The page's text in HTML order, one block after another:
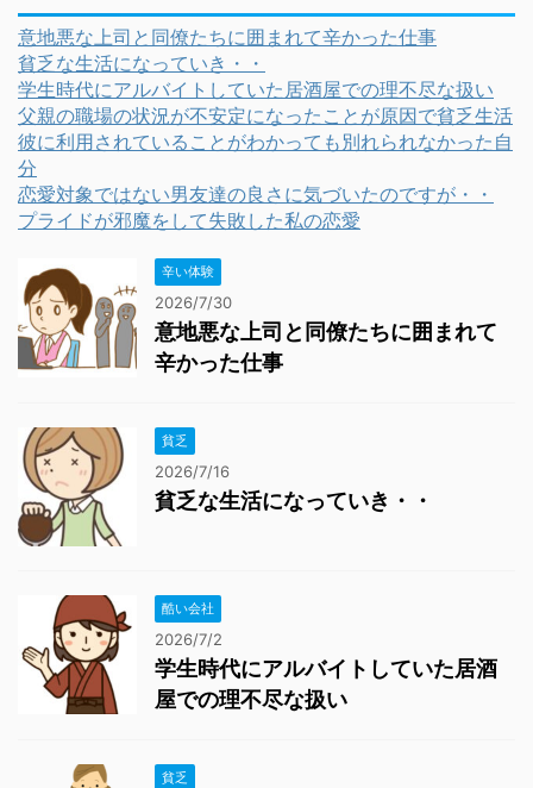
意地悪な上司と同僚たちに囲まれて辛かった仕事
貧乏な生活になっていき・・
学生時代にアルバイトしていた居酒屋での理不尽な扱い
父親の職場の状況が不安定になったことが原因で貧乏生活
彼に利用されていることがわかっても別れられなかった自
分
恋愛対象ではない男友達の良さに気づいたのですが・・
プライドが邪魔をして失敗した私の恋愛
辛い体験
2026/7/30
意地悪な上司と同僚たちに囲まれて
辛かった仕事
貧乏
2026/7/16
貧乏な生活になっていき・・
酷い会社
2026/7/2
学生時代にアルバイトしていた居酒
屋での理不尽な扱い
貧乏